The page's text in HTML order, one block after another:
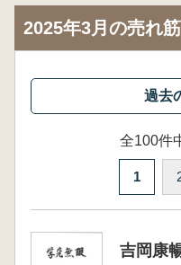
2025年3月の売れ
全100件
1
吉岡康